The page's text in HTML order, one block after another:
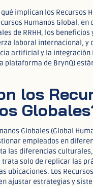
implican los Recursos
Humanos Global, en
de RRHH, los beneficios
laboral internacional, y
artificial y la integración
plataforma de BrynQ)
los
Globales (Global
empleados en
las diferencias
trata solo de replicar las
ubicaciones. Los
ajustar estrategias y